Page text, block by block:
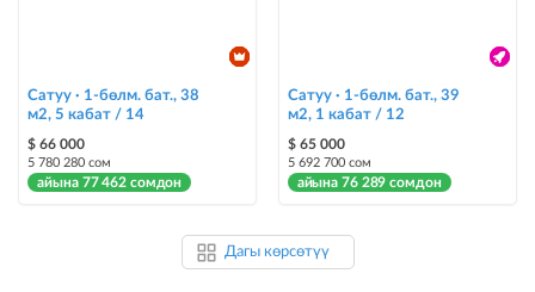
Сатуу · 1-бөлм. бат., 38
м2, 5 кабат / 14
$ 66 000
5 780 280 сом
айына 77 462 сомдон
Сатуу · 1-бөлм. бат., 39
м2, 1 кабат / 12
$ 65 000
5 692 700 сом
айына 76 289 сомдон
Дагы көрсөтүү